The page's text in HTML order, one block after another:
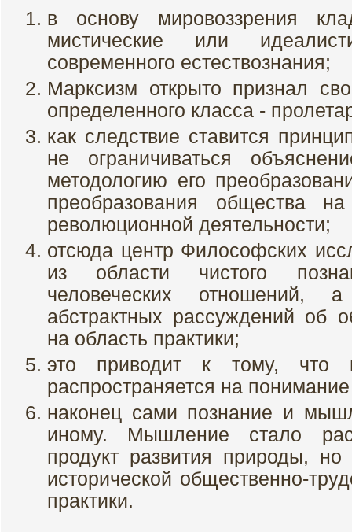
в основу мировоззрения
мистические или
современного естествознания;
Марксизм открыто признал
определенного класса -
как следствие ставится
не ограничиваться
методологию его
преобразования общества
революционной деятельности;
отсюда центр Философских
из области чистого
человеческих отношений,
абстрактных рассуждений об
на область практики;
это приводит к тому, что
распространяется на
наконец сами познание и
иному. Мышление стало
продукт развития природы, но
исторической общественно-
практики.